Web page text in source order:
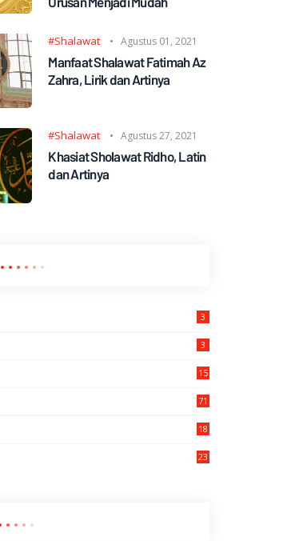
#Shalawat Agustus 01, 2021
Manfaat Shalawat Fatimah Az
Zahra, Lirik dan Artinya
#Shalawat Agustus 27, 2021
Khasiat Sholawat Ridho, Latin
dan Artinya
3
3
15
71
18
23